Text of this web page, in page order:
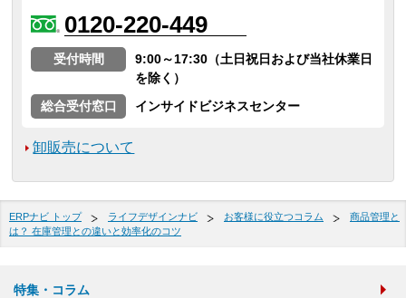
0120-220-449
受付時間
9:00～17:30（土日祝日および当社休業日
を除く）
総合受付窓口
インサイドビジネスセンター
卸販売について
ERPナビ トップ ライフデザインナビ お客様に役立つコラム
商品管理と
は？ 在庫管理との違いと効率化のコツ
特集・コラム